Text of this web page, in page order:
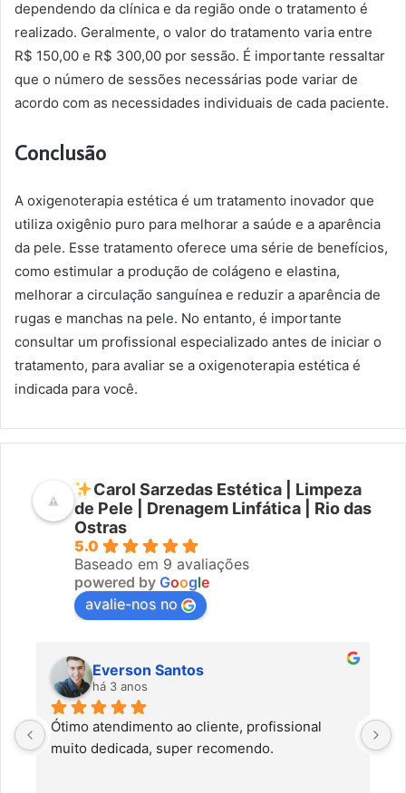
dependendo da clínica e da região onde o tratamento é
realizado. Geralmente, o valor do tratamento varia entre
R$ 150,00 e R$ 300,00 por sessão. É importante ressaltar
que o número de sessões necessárias pode variar de
acordo com as necessidades individuais de cada paciente.
Conclusão
A oxigenoterapia estética é um tratamento inovador que
utiliza oxigênio puro para melhorar a saúde e a aparência
da pele. Esse tratamento oferece uma série de benefícios,
como estimular a produção de colágeno e elastina,
melhorar a circulação sanguínea e reduzir a aparência de
rugas e manchas na pele. No entanto, é importante
consultar um profissional especializado antes de iniciar o
tratamento, para avaliar se a oxigenoterapia estética é
indicada para você.
Carol Sarzedas Estética | Limpeza
de Pele | Drenagem Linfática | Rio das
Ostras
5.0
Baseado em 9 avaliações
powered by Google
avalie-nos no
Everson Santos
há 3 anos
Ótimo atendimento ao cliente, profissional
muito dedicada, super recomendo.